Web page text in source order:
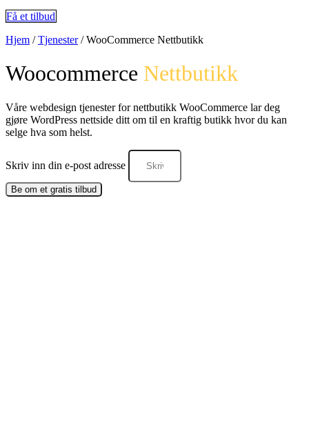
Få et tilbud
Hjem /Tjenester/WooCommerce Nettbutikk
Woocommerce Nettbutikk
Våre webdesign tjenester for nettbutikk WooCommerce lar deg
gjøre WordPress nettside ditt om til en kraftig butikk hvor du kan
selge hva som helst.
Skriv inn din e-post adresse
Be om et gratis tilbud